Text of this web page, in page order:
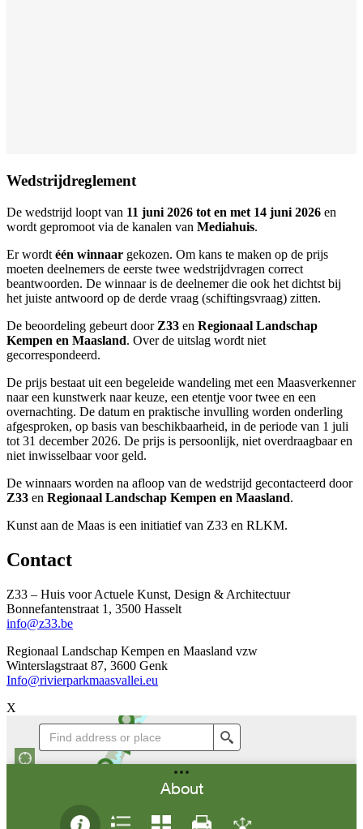
Wedstrijdreglement
De wedstrijd loopt van 11 juni 2026 tot en met 14 juni 2026 en
wordt gepromoot via de kanalen van Mediahuis.
Er wordt één winnaar gekozen. Om kans te maken op de prijs
moeten deelnemers de eerste twee wedstrijdvragen correct
beantwoorden. De winnaar is de deelnemer die ook het dichtst bij
het juiste antwoord op de derde vraag (schiftingsvraag) zitten.
De beoordeling gebeurt door Z33 en Regionaal Landschap
Kempen en Maasland. Over de uitslag wordt niet
gecorrespondeerd.
De prijs bestaat uit een begeleide wandeling met een Maasverkenner
naar een kunstwerk naar keuze, een etentje voor twee en een
overnachting. De datum en praktische invulling worden onderling
afgesproken, op basis van beschikbaarheid, in de periode van 1 juli
tot 31 december 2026. De prijs is persoonlijk, niet overdraagbaar en
niet inwisselbaar voor geld.
De winnaars worden na afloop van de wedstrijd gecontacteerd door
Z33 en Regionaal Landschap Kempen en Maasland.
Kunst aan de Maas is een initiatief van Z33 en RLKM.
Contact
Z33 – Huis voor Actuele Kunst, Design & Architectuur
Bonnefantenstraat 1, 3500 Hasselt
info@z33.be
Regionaal Landschap Kempen en Maasland vzw
Winterslagstraat 87, 3600 Genk
Info@rivierparkmaasvallei.eu
X